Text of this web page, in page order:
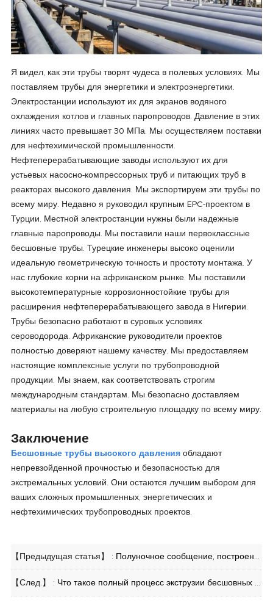
Я видел, как эти трубы творят чудеса в полевых условиях. Мы
поставляем трубы для энергетики и электроэнергетики.
Электростанции используют их для экранов водяного
охлаждения котлов и главных паропроводов. Давление в этих
линиях часто превышает 30 МПа. Мы осуществляем поставки
для нефтехимической промышленности.
Нефтеперерабатывающие заводы используют их для
устьевых насосно-компрессорных труб и питающих труб в
реакторах высокого давления. Мы экспортируем эти трубы по
всему миру. Недавно я руководил крупным EPC-проектом в
Турции. Местной электростанции нужны были надежные
главные паропроводы. Мы поставили наши первоклассные
бесшовные трубы. Турецкие инженеры высоко оценили
идеальную геометрическую точность и простоту монтажа. У
нас глубокие корни на африканском рынке. Мы поставили
высокотемпературные коррозионностойкие трубы для
расширения нефтеперерабатывающего завода в Нигерии.
Трубы безопасно работают в суровых условиях
сероводорода. Африканские руководители проектов
полностью доверяют нашему качеству. Мы предоставляем
настоящие комплексные услуги по трубопроводной
продукции. Мы знаем, как соответствовать строгим
международным стандартам. Мы безопасно доставляем
материалы на любую строительную площадку по всему миру.
Заключение
Бесшовные трубы высокого давленияобладают
непревзойденной прочностью и безопасностью для
экстремальных условий. Они остаются лучшим выбором для
ваших сложных промышленных, энергетических и
нефтехимических трубопроводных проектов.
【Предыдущая статья】 : Полуночное сообщение, построенное доверие: доставка проекта LSAW Pipe в Никарагуа
【След.】 : Что такое полный процесс экструзии бесшовных труб?